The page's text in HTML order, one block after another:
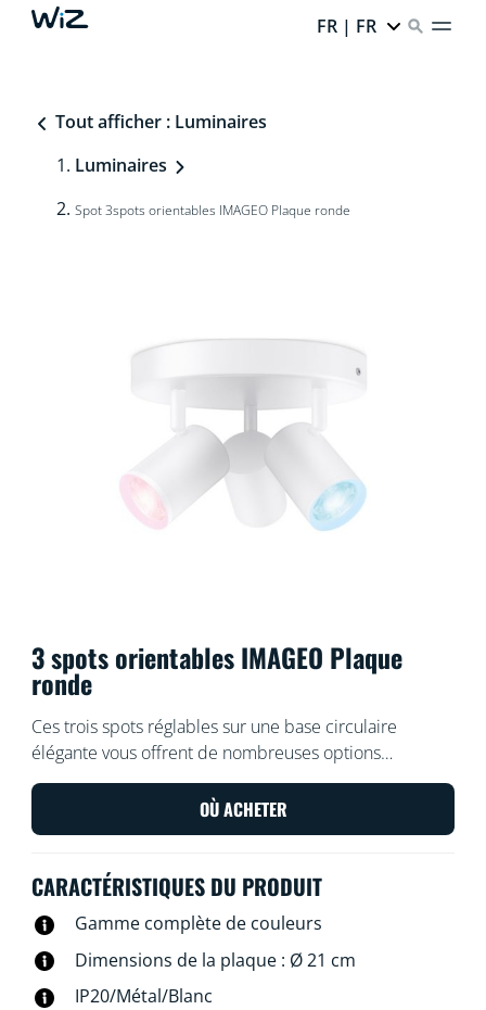
FR | FR
Tout afficher : Luminaires
Luminaires
Spot 3spots orientables IMAGEO Plaque ronde
3 spots orientables IMAGEO Plaque
ronde
Ces trois spots réglables sur une base circulaire
élégante vous offrent de nombreuses options
intéressantes pour inonder votre pièce d'une belle
lumière et de belles couleurs. Choisissez un scénario
de lumière pour une activité spécifique avec nos spots
travail avec des routines automatisées.
OÙ ACHETER
CARACTÉRISTIQUES DU PRODUIT
Gamme complète de couleurs
Dimensions de la plaque : Ø 21 cm
IP20/Métal/Blanc